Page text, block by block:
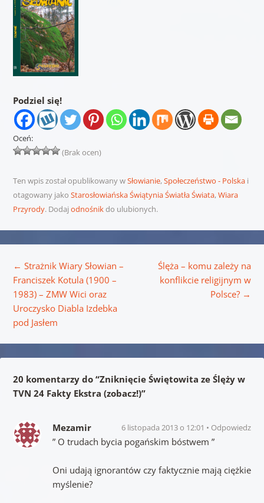
Podziel się!
Oceń:
(Brak ocen)
Ten wpis został opublikowany wSłowianie,Społeczeństwo - Polskai
otagowany jako Starosłowiańska Świątynia Światła Świata,Wiara
Przyrody. Dodaj odnośnikdo ulubionych.
← Strażnik Wiary Słowian –
Franciszek Kotula (1900 –
1983) – ZMW Wici oraz
Uroczysko Diabla Izdebka
pod Jasłem
Ślęża – komu zależy na
konflikcie religijnym w
Polsce? →
20 komentarzy do “Zniknięcie Świętowita ze Ślęży w
TVN 24 Fakty Ekstra (zobacz!)”
Mezamir 6 listopada 2013 o 12:01 Odpowiedz
” O trudach bycia pogańskim bóstwem ”
Oni udają ignorantów czy faktycznie mają ciężkie
myślenie?